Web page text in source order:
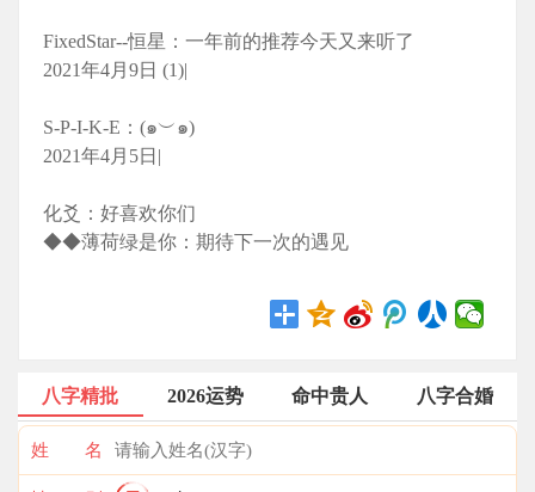
FixedStar--恒星：一年前的推荐今天又来听了
2021年4月9日 (1)|
S-P-I-K-E：(๑︶๑)
2021年4月5日|
化爻：好喜欢你们
◆◆薄荷绿是你：期待下一次的遇见
八字精批 2026运势 命中贵人 八字合婚
姓 名